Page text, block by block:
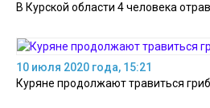
В Курской области 4 человека
10 июля 2020 года, 15:21
Куряне продолжают травиться